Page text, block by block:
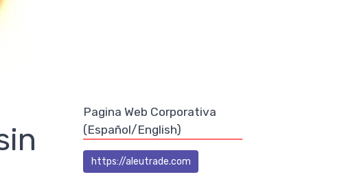
Pagina Web Corporativa
(Español/English)
https://aleutrade.com